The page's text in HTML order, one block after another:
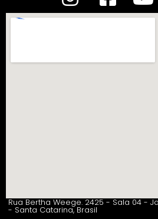
Rua Bertha Weege. 2425 - Sala 04 -
- Santa Catarina, Brasil